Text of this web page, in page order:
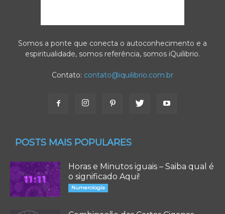
Somos a ponte que conecta o autoconhecimento e a
espiritualidade, somos referência, somos iQuilibrio.
Contato: contato@iquilibrio.com.br
POSTS MAIS POPULARES
Horas e Minutos iguais – Saiba qual é
o significado Aqui!
Numerologia